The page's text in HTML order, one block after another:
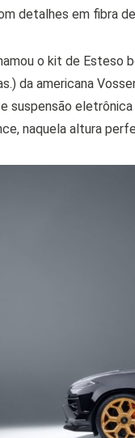
detalhes em fibra
o kit de Esteso
da americana
suspensão
naquela altura